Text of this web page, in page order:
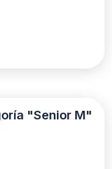
"Senior M"